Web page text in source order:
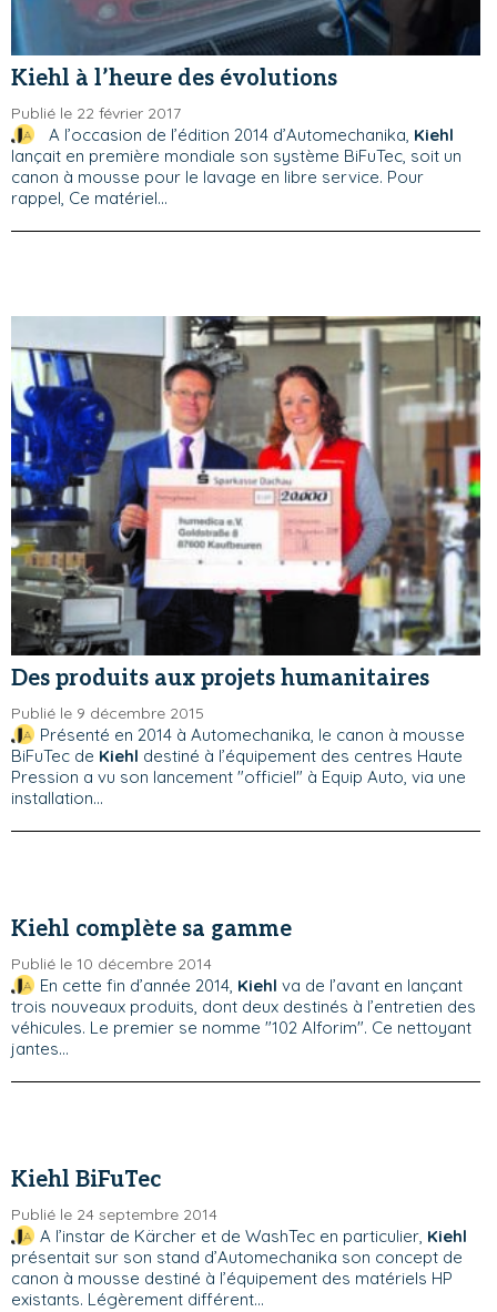
Kiehl à l’heure des évolutions
Publié le 22 février 2017
A l’occasion de l’édition 2014 d’Automechanika, Kiehl
lançait en première mondiale son système BiFuTec, soit un
canon à mousse pour le lavage en libre service. Pour
rappel, Ce matériel...
Des produits aux projets humanitaires
Publié le 9 décembre 2015
Présenté en 2014 à Automechanika, le canon à mousse
BiFuTec de Kiehl destiné à l’équipement des centres Haute
Pression a vu son lancement "officiel" à Equip Auto, via une
installation...
Kiehl complète sa gamme
Publié le 10 décembre 2014
En cette fin d’année 2014, Kiehl va de l’avant en lançant
trois nouveaux produits, dont deux destinés à l’entretien des
véhicules. Le premier se nomme "102 Alforim". Ce nettoyant
jantes...
Kiehl BiFuTec
Publié le 24 septembre 2014
A l’instar de Kärcher et de WashTec en particulier, Kiehl
présentait sur son stand d’Automechanika son concept de
canon à mousse destiné à l’équipement des matériels HP
existants. Légèrement différent...